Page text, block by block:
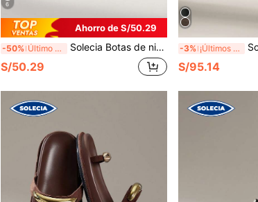
6
Ahorro de S/50.29
-50% Último día Solecia Botas de nieve casuales para uso diario con suela gruesa y forro térmico para mujer
S/50.29
-3% ¡Últimos 2 días
S/95.14